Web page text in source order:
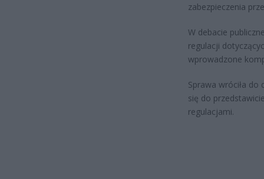
zabezpieczenia
W debacie
regulacji
wprowadzone
Sprawa wróciła
się do
regulacjami.